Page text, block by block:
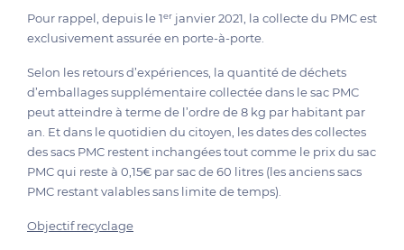
Pour rappel, depuis le 1er janvier 2021, la collecte du PMC est
exclusivement assurée en porte-à-porte.
Selon les retours d’expériences, la quantité de déchets
d’emballages supplémentaire collectée dans le sac PMC
peut atteindre à terme de l’ordre de 8 kg par habitant par
an. Et dans le quotidien du citoyen, les dates des collectes
des sacs PMC restent inchangées tout comme le prix du sac
PMC qui reste à 0,15€ par sac de 60 litres (les anciens sacs
PMC restant valables sans limite de temps).
Objectif recyclage